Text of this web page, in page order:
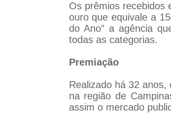
Os prêmios recebidos
ouro que equivale a
do Ano” a agência
todas as categorias.
Premiação
Realizado há 32
na região de
assim o mercado